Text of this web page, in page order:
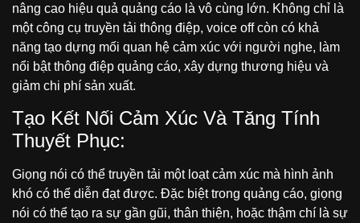
nâng cao hiệu quả quảng cáo là vô cùng lớn. Không chỉ là
một công cụ truyền tải thông điệp, voice off còn có khả
năng tạo dựng mối quan hệ cảm xúc với người nghe, làm
nổi bật thông điệp quảng cáo, xây dựng thương hiệu và
giảm chi phí sản xuất.
Tạo Kết Nối Cảm Xúc Và Tăng Tính
Thuyết Phục:
Giọng nói có thể truyền tải một loạt cảm xúc mà hình ảnh
khó có thể diễn đạt được. Đặc biệt trong quảng cáo, giọng
nói có thể tạo ra sự gần gũi, thân thiện, hoặc thậm chí là sự